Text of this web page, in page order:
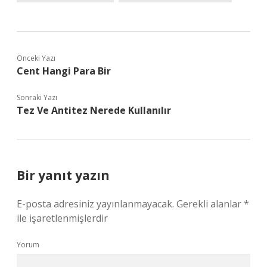
Önceki Yazı
Cent Hangi Para Bir
Sonraki Yazı
Tez Ve Antitez Nerede Kullanılır
Bir yanıt yazın
E-posta adresiniz yayınlanmayacak. Gerekli alanlar*
ile işaretlenmişlerdir
Yorum